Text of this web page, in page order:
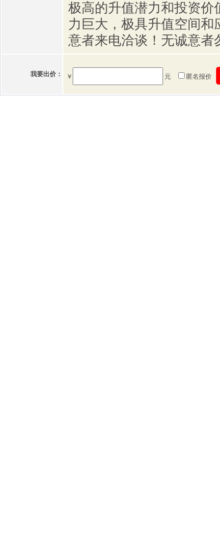
极高的升值潜力和投资价
力巨大，极具升值空间和
意者来电洽谈！无诚意者
我要出价： ￥ 元 匿名报价